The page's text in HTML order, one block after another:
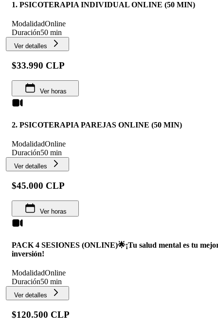
1. PSICOTERAPIA INDIVIDUAL ONLINE (50 MIN)
ModalidadOnline
Duración50 min
Ver detalles
$33.990 CLP
Ver horas
2. PSICOTERAPIA PAREJAS ONLINE (50 MIN)
ModalidadOnline
Duración50 min
Ver detalles
$45.000 CLP
Ver horas
PACK 4 SESIONES (ONLINE)🌟¡Tu salud mental es tu
inversión!
ModalidadOnline
Duración50 min
Ver detalles
$120.500 CLP